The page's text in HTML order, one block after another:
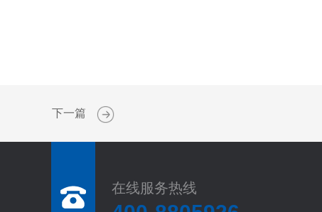
下一篇
在线服务热线